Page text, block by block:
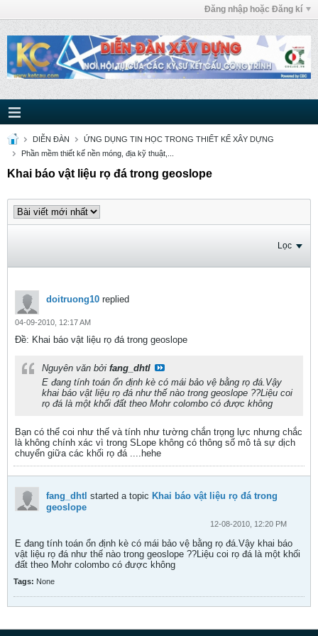
Đăng nhập hoặc Đăng kí
DIỄN ĐÀN
ỨNG DỤNG TIN HỌC TRONG THIẾT KẾ XÂY DỰNG
Phần mềm thiết kế nền móng, địa kỹ thuật,...
Khai báo vật liệu rọ đá trong geoslope
Lọc
doitruong10 replied
04-09-2010, 12:17 AM
Ðề: Khai báo vật liệu rọ đá trong geoslope
Nguyên văn bởi fang_dhtl
E đang tính toán ổn định kè có mái bảo vệ bằng rọ đá.Vậy
khai báo vật liệu rọ đá như thế nào trong geoslope ??Liệu coi
rọ đá là một khối đất theo Mohr colombo có được không
Bạn có thể coi như thế và tính như tường chắn trọng lực nhưng chắc
là không chính xác vì trong SLope không có thông số mô tả sự dịch
chuyển giữa các khối rọ đá ....hehe
fang_dhtl started a topic Khai báo vật liệu rọ đá trong
geoslope
12-08-2010, 12:20 PM
E đang tính toán ổn định kè có mái bảo vệ bằng rọ đá.Vậy khai báo
vật liệu rọ đá như thế nào trong geoslope ??Liệu coi rọ đá là một khối
đất theo Mohr colombo có được không
Tags: None